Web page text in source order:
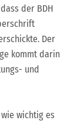
der BDH
Der
kommt darin
und
wichtig es